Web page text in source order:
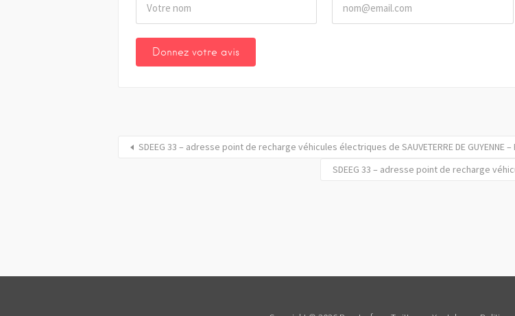
SDEEG 33 – adresse point de recharge véhicules électriques de SAUVETERRE DE GUYENNE
SDEEG 33 – adresse point de recharge